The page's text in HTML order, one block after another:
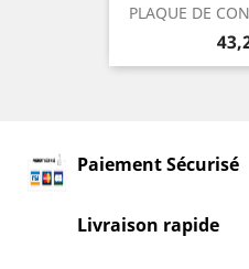
PLAQUE DE
Prix
Paiement Sécurisé
Livraison rapide